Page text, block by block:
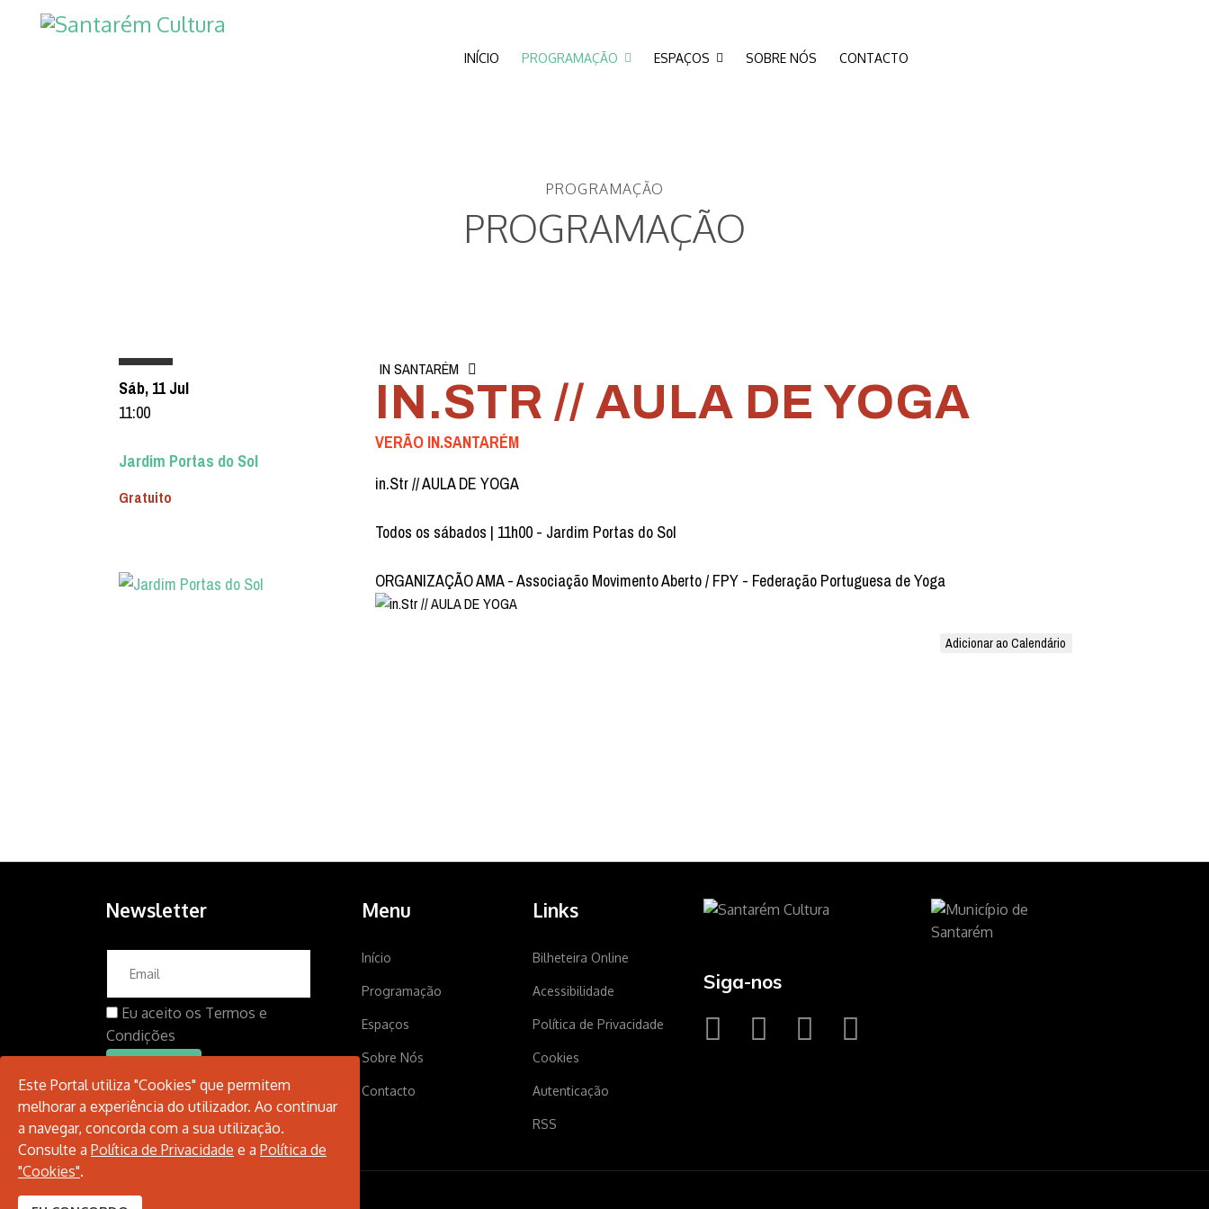
INÍCIO PROGRAMAÇÃO ESPAÇOS SOBRE NÓS CONTACTO
PROGRAMAÇÃO
PROGRAMAÇÃO
Sáb, 11 Jul
11:00
Jardim Portas do Sol
Gratuito
IN SANTARÉM
IN.STR // AULA DE YOGA
VERÃO IN.SANTARÉM
in.Str // AULA DE YOGA
Todos os sábados | 11h00 - Jardim Portas do Sol
ORGANIZAÇÃO AMA - Associação Movimento Aberto / FPY - Federação Portuguesa de Yoga
Adicionar ao Calendário
Newsletter
Eu aceito os Termos e
Condições
Menu
Início
Programação
Espaços
Sobre Nós
Contacto
Links
Bilheteira Online
Acessibilidade
Política de Privacidade
Cookies
Autenticação
RSS
Siga-nos
Este Portal utiliza "Cookies" que permitem
melhorar a experiência do utilizador. Ao continuar
a navegar, concorda com a sua utilização.
Consulte a Política de Privacidade e a Política de
"Cookies".